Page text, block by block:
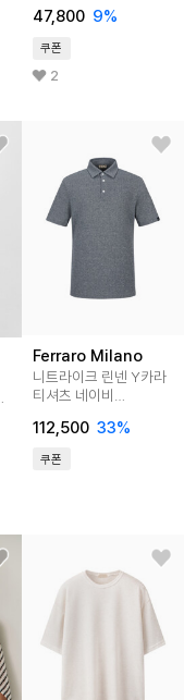
47,800 9%
쿠폰
2
Ferraro Milano
니트라이크 린넨 Y카라
티셔츠 네이비
112,500 33%
쿠폰